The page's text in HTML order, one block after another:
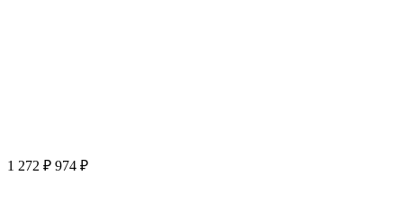
1 272 ₽ 974 ₽